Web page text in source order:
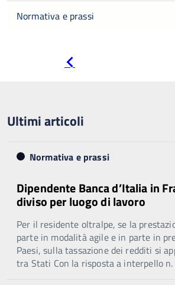
Normativa e prassi
Ultimi articoli
Normativa e prassi
Dipendente Banca d’Italia in
diviso per luogo di lavoro
Per il residente oltralpe, se la
parte in modalità agile e in parte in
Paesi, sulla tassazione dei redditi si
tra Stati Con la risposta a interpello n.